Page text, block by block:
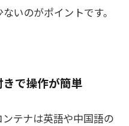
いのがポイントです。
で操作が簡単
テナは英語や中国語の